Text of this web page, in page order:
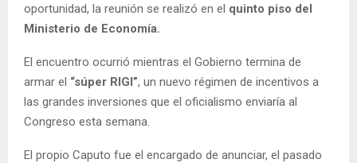
oportunidad, la reunión se realizó en el quinto piso del
Ministerio de Economía.
El encuentro ocurrió mientras el Gobierno termina de
armar el “súper RIGI”, un nuevo régimen de incentivos a
las grandes inversiones que el oficialismo enviaría al
Congreso esta semana.
El propio Caputo fue el encargado de anunciar, el pasado